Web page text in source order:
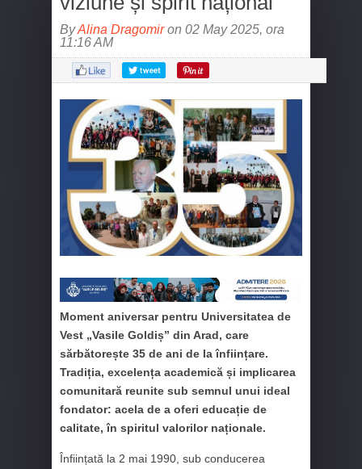
ByAlina Dragomiron 02 May 2025, ora
11:16 AM
Moment aniversar pentru Universitatea de
Vest „Vasile Goldiș” din Arad, care
sărbătorește 35 de ani de la înființare.
Tradiția, excelența academică și implicarea
comunitară reunite sub semnul unui ideal
fondator: acela de a oferi educație de
calitate, în spiritul valorilor naționale.
Înființată la 2 mai 1990, sub conducerea